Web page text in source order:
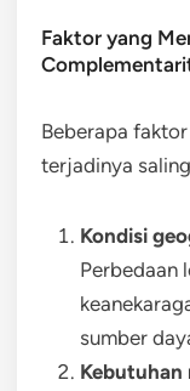
Faktor yang
Beberapa
terjadinya
Kondisi
Perbedaan
sumber
Kebutuhan